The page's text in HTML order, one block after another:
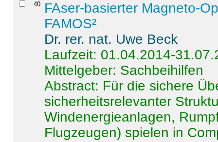
40. FAser-basierter Magneto-
FAMOS²
Dr. rer. nat. Uwe Beck
Laufzeit: 01.04.2014-
Mittelgeber: Sachbeihilfen
Abstract: Für die sichere
sicherheitsrelevanter
Windenergieanlagen,
Flugzeugen) spielen in